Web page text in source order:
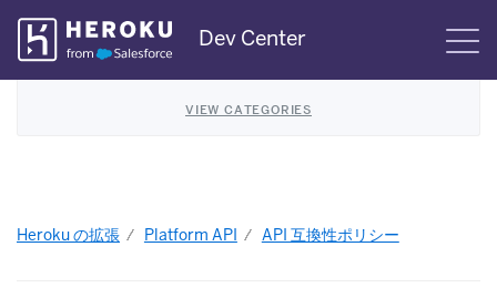
Skip
Navigation
Dev Center
VIEW CATEGORIES
Heroku の拡張 Platform API API 互換性ポリシー